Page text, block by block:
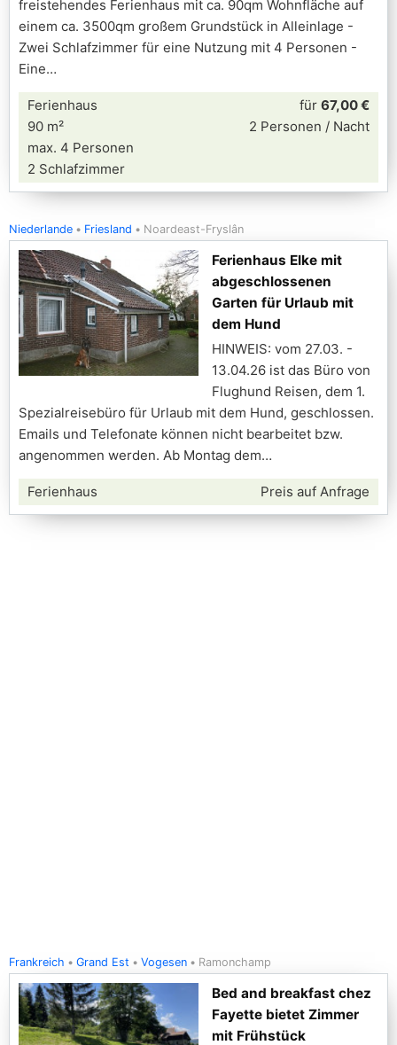
freistehendes Ferienhaus mit ca. 90qm Wohnfläche auf
einem ca. 3500qm großem Grundstück in Alleinlage -
Zwei Schlafzimmer für eine Nutzung mit 4 Personen -
Eine
Ferienhaus
90 m²
max. 4 Personen
2 Schlafzimmer
für 67,00 €
2 Personen / Nacht
Niederlande Friesland Noardeast-Fryslân
Ferienhaus Elke mit
abgeschlossenen
Garten für Urlaub mit
dem Hund
HINWEIS: vom 27.03. -
13.04.26 ist das Büro von
Flughund Reisen, dem 1.
Spezialreisebüro für Urlaub mit dem Hund, geschlossen.
Emails und Telefonate können nicht bearbeitet bzw.
angenommen werden. Ab Montag dem
Ferienhaus Preis auf Anfrage
Frankreich Grand Est Vogesen Ramonchamp
Bed and breakfast chez
Fayette bietet Zimmer
mit Frühstück